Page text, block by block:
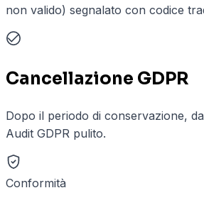
non valido) segnalato con codice
Cancellazione GDPR
Dopo il periodo di conservazione,
Audit GDPR pulito.
Conformità